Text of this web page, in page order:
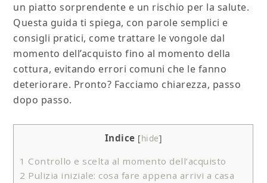
un piatto sorprendente e un rischio per la salute.
Questa guida ti spiega, con parole semplici e
consigli pratici, come trattare le vongole dal
momento dell’acquisto fino al momento della
cottura, evitando errori comuni che le fanno
deteriorare. Pronto? Facciamo chiarezza, passo
dopo passo.
Indice [hide]
1 Controllo e scelta al momento dell’acquisto
2 Pulizia iniziale: cosa fare appena arrivi a casa